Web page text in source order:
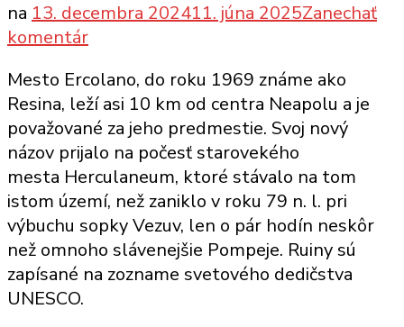
na 13. decembra 202411. júna 2025Zanechať
komentárk
Herculaneum:
Mesto
ukryté
v
tieni
Pompejí
Mesto Ercolano, do roku 1969 známe ako
Resina, leží asi 10 km od centra Neapolu a je
považované za jeho predmestie. Svoj nový
názov prijalo na počesť starovekého
mesta Herculaneum, ktoré stávalo na tom
istom území, než zaniklo v roku 79 n. l. pri
výbuchu sopky Vezuv, len o pár hodín neskôr
než omnoho slávenejšie Pompeje. Ruiny sú
zapísané na zozname svetového dedičstva
UNESCO.